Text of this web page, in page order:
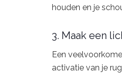
houden en je
3. Maak een
Een
activatie van je